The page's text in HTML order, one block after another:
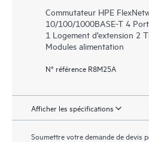
Commutateur HPE
10/100/1000BASE-T 4
1 Logement d’extension 2
Modules alimentation
N° référence R8M25A
Afficher les spécifications
Soumettre votre demande de devis